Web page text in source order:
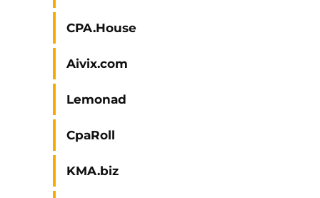
CPA.House
Aivix.com
Lemonad
CpaRoll
KMA.biz